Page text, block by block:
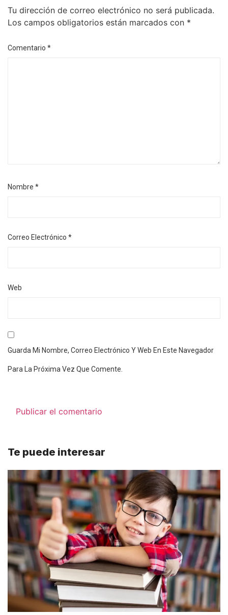
Tu dirección de correo electrónico no será publicada.
Los campos obligatorios están marcados con *
Comentario *
Nombre *
Correo Electrónico *
Web
Guarda Mi Nombre, Correo Electrónico Y Web En Este Navegador
Para La Próxima Vez Que Comente.
Te puede interesar